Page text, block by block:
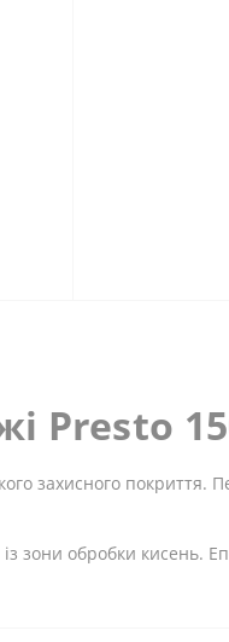
Presto
захисного покриття.
обробки кисень.